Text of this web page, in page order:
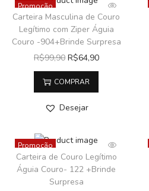
Promoção
Carteira Masculina de Couro
Legítimo com Ziper Águia
Couro -904+Brinde Surpresa
R$99,90 R$64,90
COMPRAR
Desejar
Promoção
Carteira de Couro Legítimo
Águia Couro- 122 +Brinde
Surpresa